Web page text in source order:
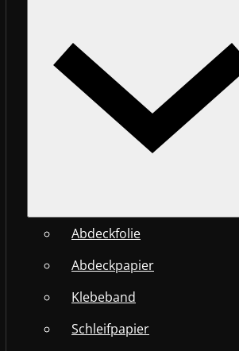
Abdeckfolie
Abdeckpapier
Klebeband
Schleifpapier